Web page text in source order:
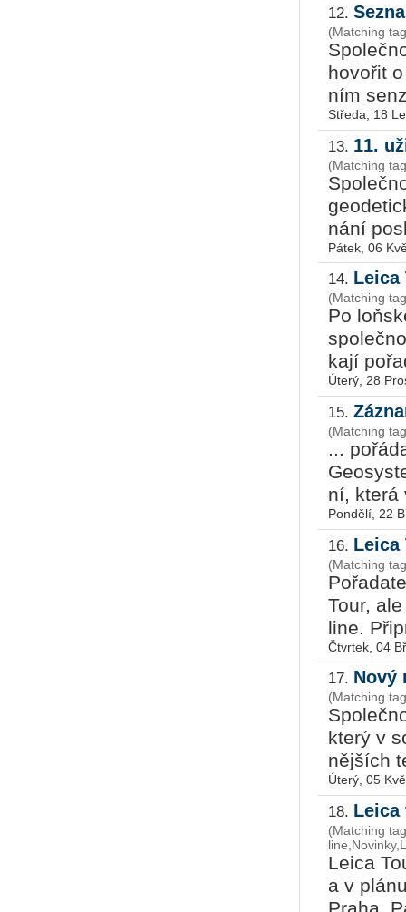
12.
(Matching
ho­vo­řit
ním
Středa, 18
13. 11.
(Matching
ná­ní
Pátek, 06
14. Leica
(Matching
Po
ka­jí
Úterý, 28
15.
(Matching
...
ní, která
Pondělí, 22
16.
(Matching
Tour,
line.
Čtvrtek, 04
17. Nový
(Matching
který v
něj­ších
Úterý, 05
18. Leica
(Matching
Leica
a v